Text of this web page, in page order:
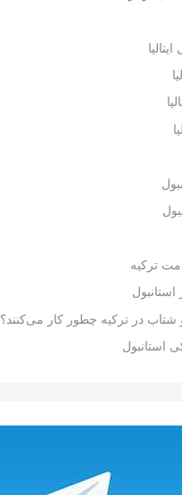
ترکیه
در ترکیه چطور کار می‌کنند؟
استانبول